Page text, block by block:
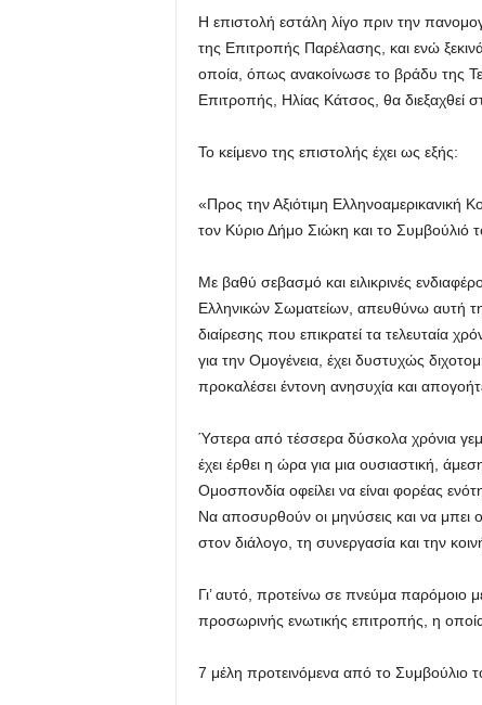
Η επιστολή εστάλη λίγο πριν την
της Επιτροπής Παρέλασης, και ενώ
οποία, όπως ανακοίνωσε το βράδυ της
Επιτροπής, Ηλίας Κάτσος, θα διεξαχθεί
Το κείμενο της επιστολής έχει ως εξής:
«Προς την Αξιότιμη Ελληνοαμερικανική
τον Κύριο Δήμο Σιώκη και το Συμβούλιό
Με βαθύ σεβασμό και ειλικρινές
Ελληνικών Σωματείων, απευθύνω αυτή
διαίρεσης που επικρατεί τα τελευταία
για την Ομογένεια, έχει δυστυχώς
προκαλέσει έντονη ανησυχία και
Ύστερα από τέσσερα δύσκολα χρόνια
έχει έρθει η ώρα για μια ουσιαστική,
Ομοσπονδία οφείλει να είναι φορέας
Να αποσυρθούν οι μηνύσεις και να μπει
στον διάλογο, τη συνεργασία και την
Γι’ αυτό, προτείνω σε πνεύμα παρόμοιο
προσωρινής ενωτικής επιτροπής, η
7 μέλη προτεινόμενα από το Συμβούλιο